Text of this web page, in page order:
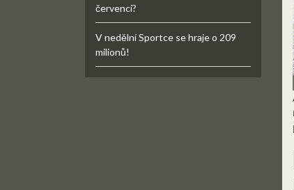
červenci?
V nedělní Sportce se hraje o 209
milionů!